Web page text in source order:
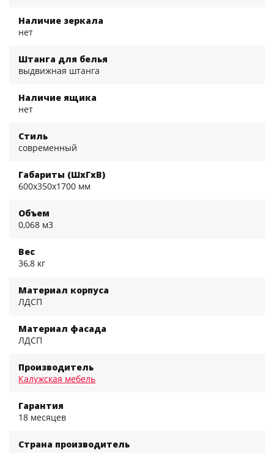
Наличие зеркала
нет
Штанга для белья
выдвижная штанга
Наличие ящика
нет
Стиль
современный
Габариты (ШхГхВ)
600x350x1700 мм
Объем
0,068 м3
Вес
36,8 кг
Материал корпуса
ЛДСП
Материал фасада
ЛДСП
Производитель
Калужская мебель
Гарантия
18 месяцев
Страна производитель